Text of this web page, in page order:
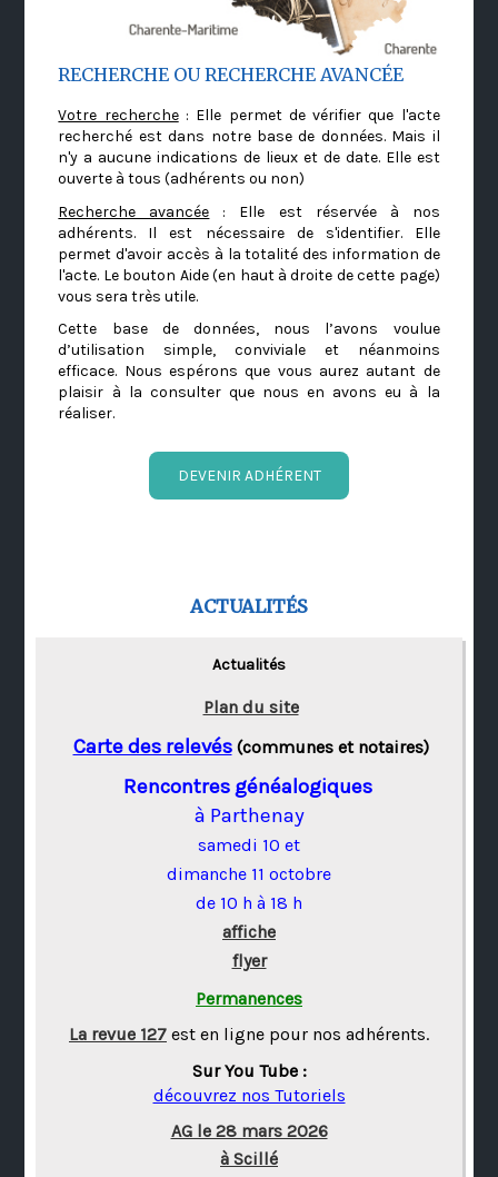
RECHERCHE OU RECHERCHE AVANCÉE
Votre recherche: Elle permet de vérifier que l'acte
recherché est dans notre base de données. Mais il
n'y a aucune indications de lieux et de date. Elle est
ouverte à tous (adhérents ou non)
Recherche avancée : Elle est réservée à nos
adhérents. Il est nécessaire de s'identifier. Elle
permet d'avoir accès à la totalité des information de
l'acte. Le bouton Aide (en haut à droite de cette page)
vous sera très utile.
Cette base de données, nous l’avons voulue
d’utilisation simple, conviviale et néanmoins
efficace. Nous espérons que vous aurez autant de
plaisir à la consulter que nous en avons eu à la
réaliser.
DEVENIR ADHÉRENT
ACTUALITÉS
Actualités
Plan du site
Carte des relevés(communes et notaires)
Rencontres généalogiques
à Parthenay
samedi 10 et
dimanche 11 octobre
de 10 h à 18 h
affiche
flyer
Permanences
La revue 127 est en ligne pour nos adhérents.
Sur You Tube :
découvrez nos Tutoriels
AG le 28 mars 2026
à Scillé